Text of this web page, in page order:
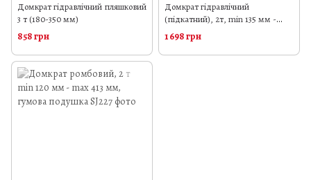
Домкрат гідравлічний пляшковий
3 т (180-350 мм)
858 грн
Домкрат гідравлічний
(підкатний), 2т, min 135 мм -
max 335мм, картонна коробка
1 698 грн